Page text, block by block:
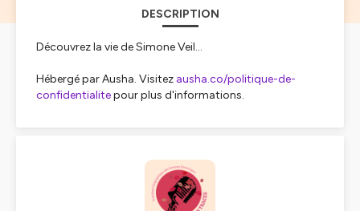
DESCRIPTION
Découvrez la vie de Simone Veil...
Hébergé par Ausha. Visitez ausha.co/politique-de-
confidentialitepour plus d'informations.